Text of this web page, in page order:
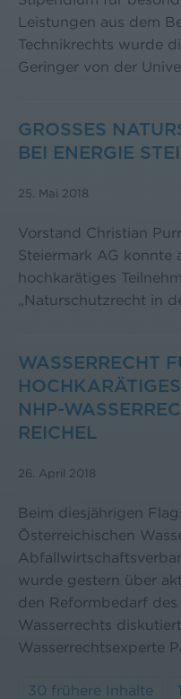
Leistungen aus dem
Technikrechts wurde
Geringer von der
GROSSES
EI ENERGIE
25. Mai 2018
Vorstand Christian
Steiermark AG konnte
hochkarätiges
„Naturschutzrecht in
WASSERRECHT
NHP-
REICHEL
26. April 2018
Beim diesjährigen
Österreichischen
wurde gestern über
den Reformbedarf des
Wasserrechts
Wasserrechtsexperte
30 frühere Inhalte 1